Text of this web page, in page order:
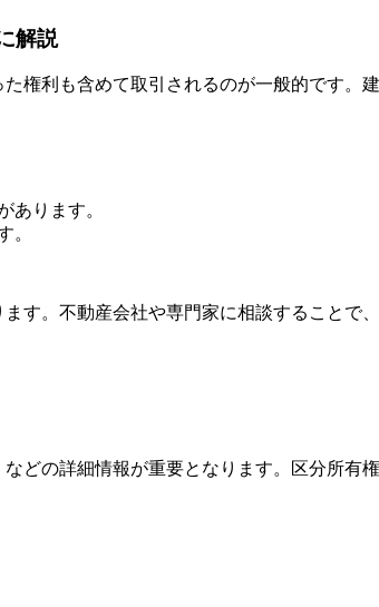
解説
権利も含めて取引されるのが一般的です。
あります。
。
す。不動産会社や専門家に相談することで
どの詳細情報が重要となります。区分所有